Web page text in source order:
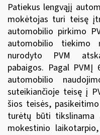
Patiekus lengvąjį
mokėtojas turi teisę
automobilio pirkimo
automobilio
nurodyto PVM
pabaigos. Pagal
automobilio
suteikiančioje teisę į
šios teisės,
turėtų būti
mokestinio